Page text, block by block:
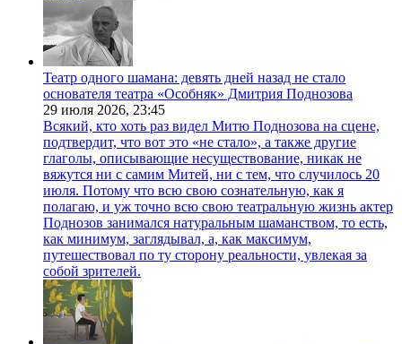
Театр одного шамана: девять дней назад не стало
основателя театра «Особняк» Дмитрия Поднозова
29 июля 2026, 23:45
Всякий, кто хоть раз видел Митю Поднозова на сцене,
подтвердит, что вот это «не стало», а также другие
глаголы, описывающие несуществование, никак не
вяжутся ни с самим Митей, ни с тем, что случилось 20
июля. Потому что всю свою сознательную, как я
полагаю, и уж точно всю свою театральную жизнь актер
Поднозов занимался натуральным шаманством, то есть,
как минимум, заглядывал, а, как максимум,
путешествовал по ту сторону реальности, увлекая за
собой зрителей.